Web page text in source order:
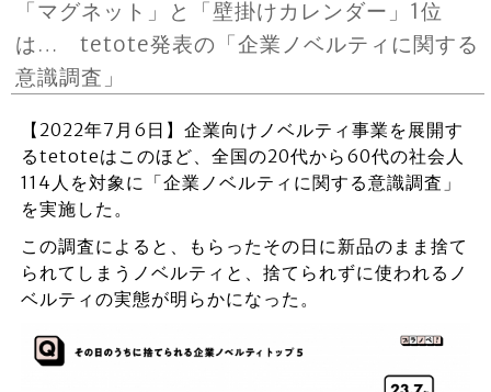
「マグネット」と「壁掛けカレンダー」1位
は… tetote発表の「企業ノベルティに関する
意識調査」
【2022年7月6日】企業向けノベルティ事業を展開す
るtetoteはこのほど、全国の20代から60代の社会人
114人を対象に「企業ノベルティに関する意識調査」
を実施した。
この調査によると、もらったその日に新品のまま捨て
られてしまうノベルティと、捨てられずに使われるノ
ベルティの実態が明らかになった。